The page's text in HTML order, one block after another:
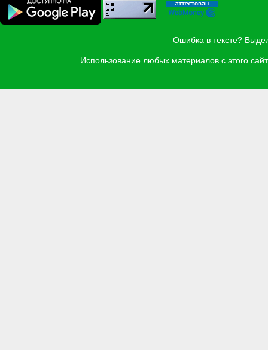
Ошибка в тексте?
Использование любых материалов с этого
Задать вопрос